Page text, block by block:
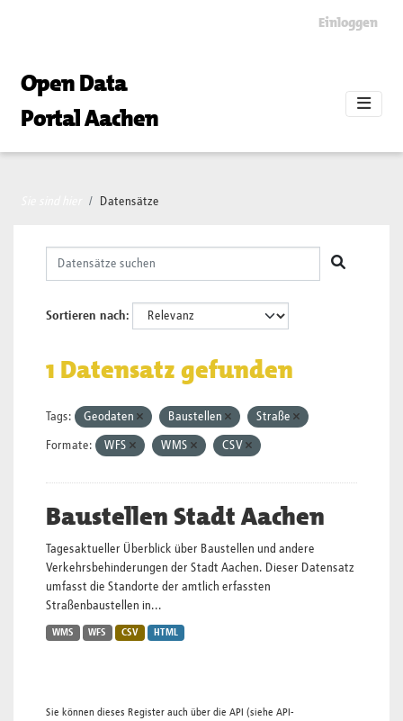
Einloggen
Open Data
Portal Aachen
Datensätze
Sortieren nach
1 Datensatz gefunden
Tags: Geodaten Baustellen Straße
Formate: WFS WMS CSV
Baustellen Stadt Aachen
Tagesaktueller Überblick über Baustellen und andere
Verkehrsbehinderungen der Stadt Aachen. Dieser Datensatz
umfasst die Standorte der amtlich erfassten
Straßenbaustellen in...
WMS WFS CSV HTML
Sie können dieses Register auch über die API (siehe API-